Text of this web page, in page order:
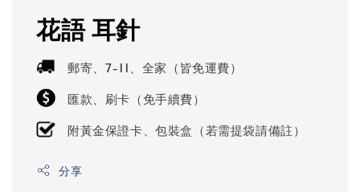
花語 耳針
郵寄、7-11、全家（皆免運費）
匯款、刷卡（免手續費）
附黃金保證卡、包裝盒（若需提袋請備註）
分享